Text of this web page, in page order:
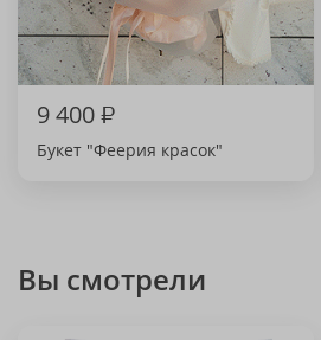
9 400₽
Букет "Феерия красок"
Вы смотрели